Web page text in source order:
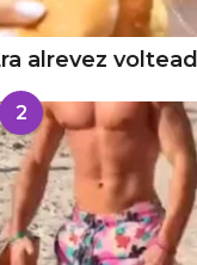
alrevez
2